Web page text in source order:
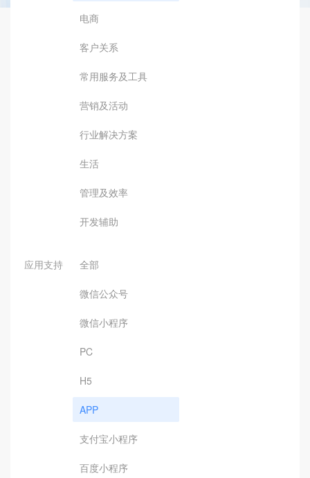
电商
客户关系
常用服务及工具
营销及活动
行业解决方案
生活
管理及效率
开发辅助
应用支持 全部
微信公众号
微信小程序
PC
H5
APP
支付宝小程序
百度小程序